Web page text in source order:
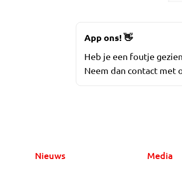
App ons!👋
Heb je een foutje
Neem dan contact met
Nieuws Media